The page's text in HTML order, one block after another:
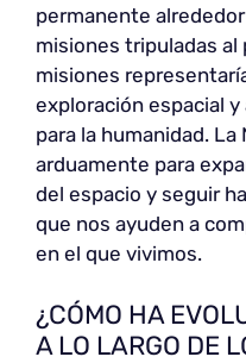
permanente
misiones tripuladas al
misiones
exploración espacial
para la humanidad.
arduamente para
del espacio y seguir
que nos ayuden a
en el que vivimos.
¿CÓMO HA
A LO LARGO DE